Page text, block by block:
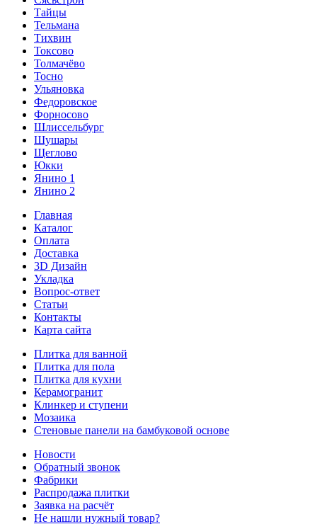
Тайцы
Тельмана
Тихвин
Токсово
Толмачёво
Тосно
Ульяновка
Федоровское
Форносово
Шлиссельбург
Шушары
Щеглово
Юкки
Янино 1
Янино 2
Главная
Каталог
Оплата
Доставка
3D Дизайн
Укладка
Вопрос-ответ
Статьи
Контакты
Карта сайта
Плитка для ванной
Плитка для пола
Плитка для кухни
Керамогранит
Клинкер и ступени
Мозаика
Стеновые панели на бамбуковой основе
Новости
Обратный звонок
Фабрики
Распродажа плитки
Заявка на расчёт
Не нашли нужный товар?